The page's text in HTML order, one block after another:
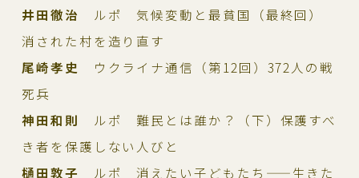
井田徹治
ルポ 気候変動と最貧国（最終回）
消された村を造り直す
尾崎孝史
ウクライナ通信（第12回）372人の戦
死兵
神田和則
ルポ 難民とは誰か？（下）保護すべ
き者を保護しない人びと
樋田敦子
ルポ 消えたい子どもたち——生きた